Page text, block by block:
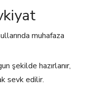
muhafaza
şekilde hazırlanır,
sevk edilir.